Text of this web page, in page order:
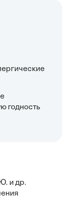
годность
и др.